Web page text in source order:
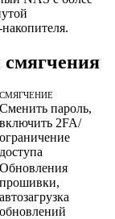
СМЯГЧЕНИЕ
Сменить пароль,
включить 2FA/
ограничение
доступа
Обновления
прошивки,
автозагрузка
обновлений